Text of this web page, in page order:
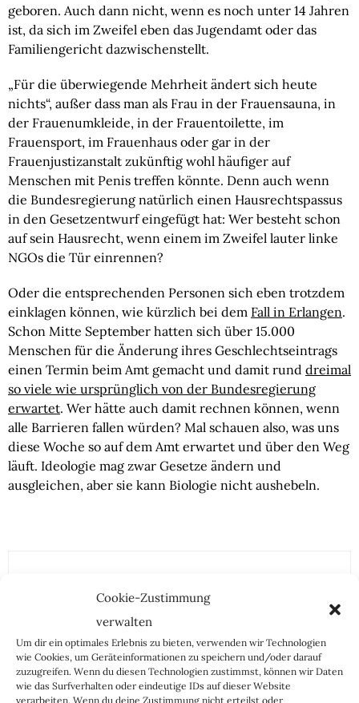
Cookie-Zustimmung
verwalten
Um dir ein optimales Erlebnis zu bieten, verwenden wir Technologien
wie Cookies, um Geräteinformationen zu speichern und/oder darauf
zuzugreifen. Wenn du diesen Technologien zustimmst, können wir Daten
wie das Surfverhalten oder eindeutige IDs auf dieser Website
verarbeiten. Wenn du deine Zustimmung nicht erteilst oder
geboren. Auch dann nicht, wenn es noch unter 14 Jahren
ist, da sich im Zweifel eben das Jugendamt oder das
Familiengericht dazwischenstellt.
„Für die überwiegende Mehrheit ändert sich heute
nichts“, außer dass man als Frau in der Frauensauna, in
der Frauenumkleide, in der Frauentoilette, im
Frauensport, im Frauenhaus oder gar in der
Frauenjustizanstalt zukünftig wohl häufiger auf
Menschen mit Penis treffen könnte. Denn auch wenn
die Bundesregierung natürlich einen Hausrechtspassus
in den Gesetzentwurf eingefügt hat: Wer besteht schon
auf sein Hausrecht, wenn einem im Zweifel lauter linke
NGOs die Tür einrennen?
Oder die entsprechenden Personen sich eben trotzdem
einklagen können, wie kürzlich bei dem Fall in Erlangen.
Schon Mitte September hatten sich über 15.000
Menschen für die Änderung ihres Geschlechtseintrags
einen Termin beim Amt gemacht und damit rund dreimal
so viele wie ursprünglich von der Bundesregierung
erwartet. Wer hätte auch damit rechnen können, wenn
alle Barrieren fallen würden? Mal schauen also, was uns
diese Woche so auf dem Amt erwartet und über den Weg
läuft. Ideologie mag zwar Gesetze ändern und
ausgleichen, aber sie kann Biologie nicht aushebeln.
Reinhild Boßdorf